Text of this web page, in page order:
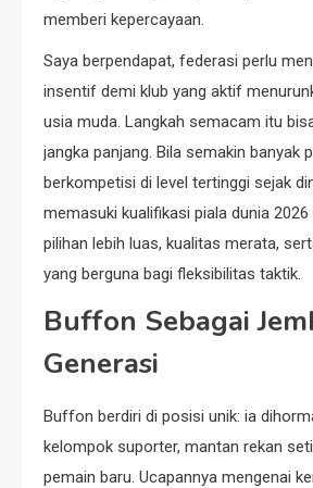
memberi kepercayaan.
Saya berpendapat, federasi perlu
insentif demi klub yang aktif
usia muda. Langkah semacam itu
jangka panjang. Bila semakin banyak
berkompetisi di level tertinggi sejak
memasuki kualifikasi piala dunia
pilihan lebih luas, kualitas merata,
yang berguna bagi fleksibilitas taktik.
Buffon Sebagai
Generasi
Buffon berdiri di posisi unik: ia
kelompok suporter, mantan rekan
pemain baru. Ucapannya mengenai